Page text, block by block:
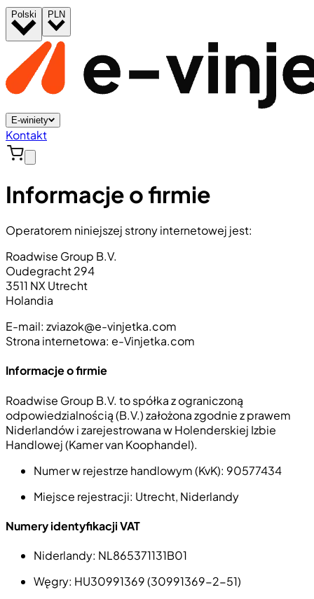
Polski PLN
E-winiety
Kontakt
Informacje o firmie
Operatorem niniejszej strony internetowej jest:
Roadwise Group B.V.
Oudegracht 294
3511 NX Utrecht
Holandia
E-mail: zviazok@e-vinjetka.com
Strona internetowa: e-Vinjetka.com
Informacje o firmie
Roadwise Group B.V. to spółka z ograniczoną
odpowiedzialnością (B.V.) założona zgodnie z prawem
Niderlandów i zarejestrowana w Holenderskiej Izbie
Handlowej (Kamer van Koophandel).
Numer w rejestrze handlowym (KvK): 90577434
Miejsce rejestracji: Utrecht, Niderlandy
Numery identyfikacji VAT
Niderlandy: NL865371131B01
Węgry: HU30991369 (30991369-2-51)